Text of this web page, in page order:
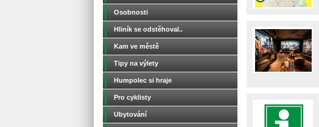
Osobnosti
Hliník se odstěhoval..
Kam ve městě
Tipy na výlety
Humpolec si hraje
Pro cyklisty
Ubytování